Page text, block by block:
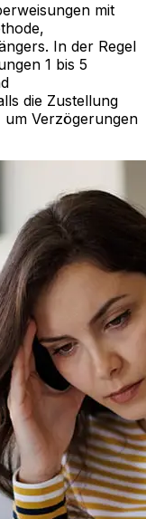
mit
In der Regel
1 bis 5
die Zustellung
Verzögerungen